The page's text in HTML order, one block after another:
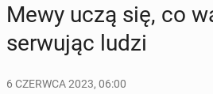
Mewy uczą się, co
ser­wu­jąc ludzi
6 CZERWCA 2023, 06:00